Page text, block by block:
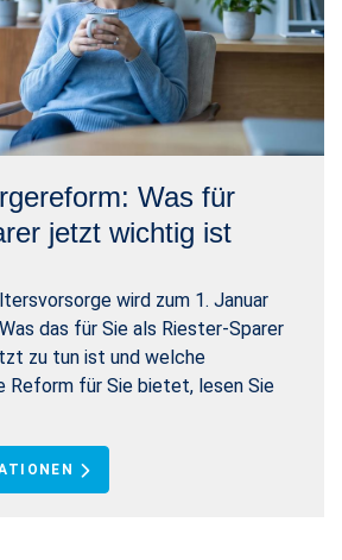
Was für
jetzt wichtig ist
wird zum 1. Januar
das für Sie als Riester-Sparer
zu tun ist und welche
Reform für Sie bietet, lesen Sie